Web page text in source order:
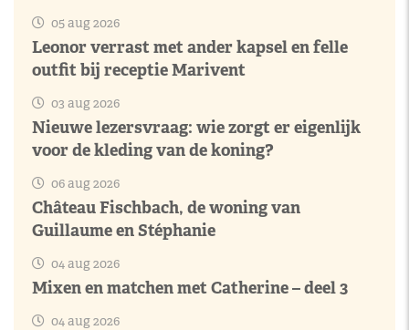
05 aug 2026
Leonor verrast met ander kapsel en felle
outfit bij receptie Marivent
03 aug 2026
Nieuwe lezersvraag: wie zorgt er eigenlijk
voor de kleding van de koning?
06 aug 2026
Château Fischbach, de woning van
Guillaume en Stéphanie
04 aug 2026
Mixen en matchen met Catherine – deel 3
04 aug 2026